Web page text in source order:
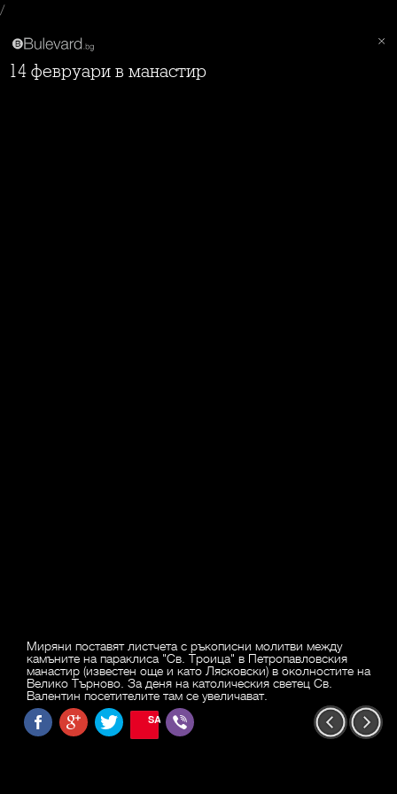
/
14 февруари в манастир
Миряни поставят листчета с ръкописни молитви между
камъните на параклиса "Св. Троица" в Петропавловския
манастир (известен още и като Лясковски) в околностите на
Велико Търново. За деня на католическия светец Св.
Валентин посетителите там се увеличават.
SAVE